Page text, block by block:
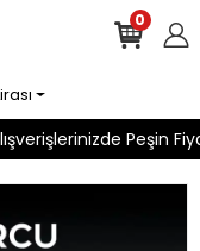
Peşin
0